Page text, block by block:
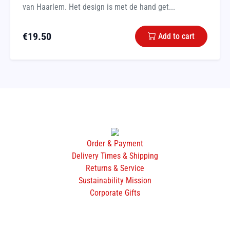
van Haarlem. Het design is met de hand get...
€19.50 Add to cart
Order & Payment
Delivery Times & Shipping
Returns & Service
Sustainability Mission
Corporate Gifts